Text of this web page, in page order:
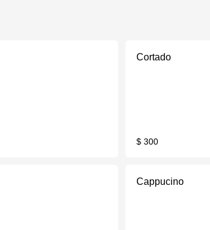
Cortado
$ 300
Cappucino